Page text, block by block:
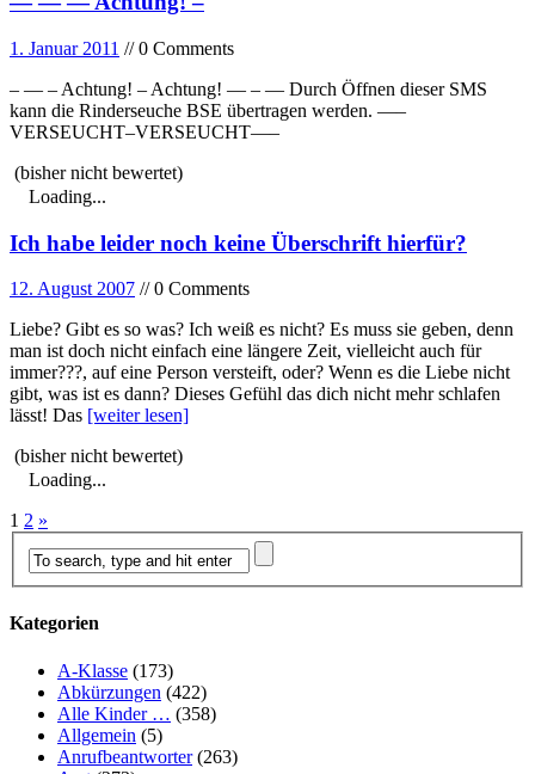
1. Januar 2011 // 0 Comments
– — – Achtung! – Achtung! — – — Durch Öffnen dieser SMS
kann die Rinderseuche BSE übertragen werden. —–
VERSEUCHT–VERSEUCHT—–
(bisher nicht bewertet)
Loading...
Ich habe leider noch keine Überschrift hierfür?
12. August 2007 // 0 Comments
Liebe? Gibt es so was? Ich weiß es nicht? Es muss sie geben, denn
man ist doch nicht einfach eine längere Zeit, vielleicht auch für
immer???, auf eine Person versteift, oder? Wenn es die Liebe nicht
gibt, was ist es dann? Dieses Gefühl das dich nicht mehr schlafen
lässt! Das [weiter lesen]
(bisher nicht bewertet)
Loading...
1 2 »
Kategorien
A-Klasse (173)
Abkürzungen (422)
Alle Kinder … (358)
Allgemein (5)
Anrufbeantworter(263)